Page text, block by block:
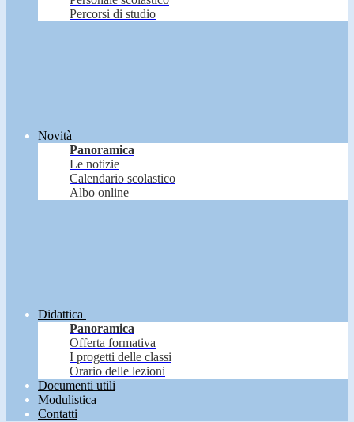
Percorsi di studio
Novità
Panoramica
Le notizie
Calendario scolastico
Albo online
Didattica
Panoramica
Offerta formativa
I progetti delle classi
Orario delle lezioni
Documenti utili
Modulistica
Contatti